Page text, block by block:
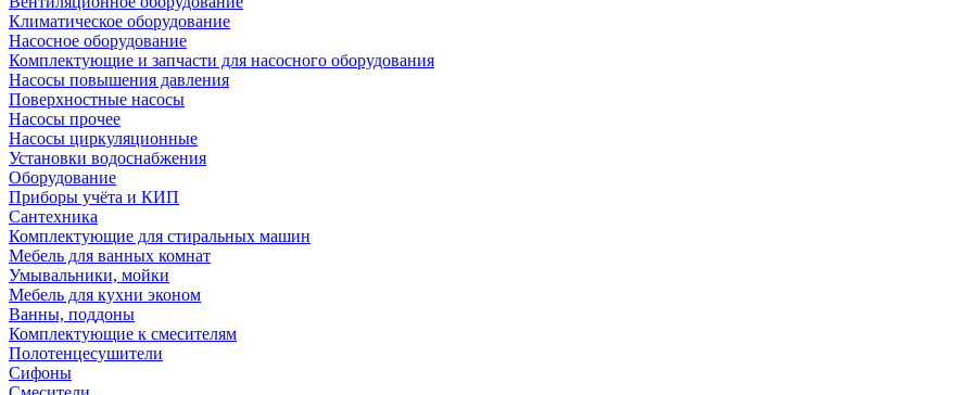
Климатическое оборудование
Насосное оборудование
Комплектующие и запчасти для насосного оборудования
Насосы повышения давления
Поверхностные насосы
Насосы прочее
Насосы циркуляционные
Установки водоснабжения
Оборудование
Приборы учёта и КИП
Сантехника
Комплектующие для стиральных машин
Мебель для ванных комнат
Умывальники, мойки
Мебель для кухни эконом
Ванны, поддоны
Комплектующие к смесителям
Полотенцесушители
Сифоны